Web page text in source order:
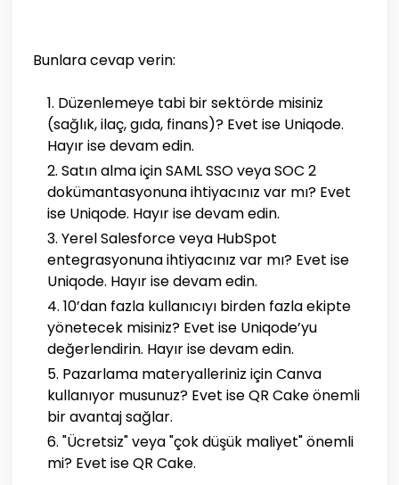
Bunlara cevap verin:
Düzenlemeye tabi bir sektörde misiniz
(sağlık, ilaç, gıda, finans)? Evet ise Uniqode.
Hayır ise devam edin.
Satın alma için SAML SSO veya SOC 2
dokümantasyonuna ihtiyacınız var mı? Evet
ise Uniqode. Hayır ise devam edin.
Yerel Salesforce veya HubSpot
entegrasyonuna ihtiyacınız var mı? Evet ise
Uniqode. Hayır ise devam edin.
10’dan fazla kullanıcıyı birden fazla ekipte
yönetecek misiniz? Evet ise Uniqode’yu
değerlendirin. Hayır ise devam edin.
Pazarlama materyalleriniz için Canva
kullanıyor musunuz? Evet ise QR Cake önemli
bir avantaj sağlar.
"Ücretsiz" veya "çok düşük maliyet" önemli
mi? Evet ise QR Cake.